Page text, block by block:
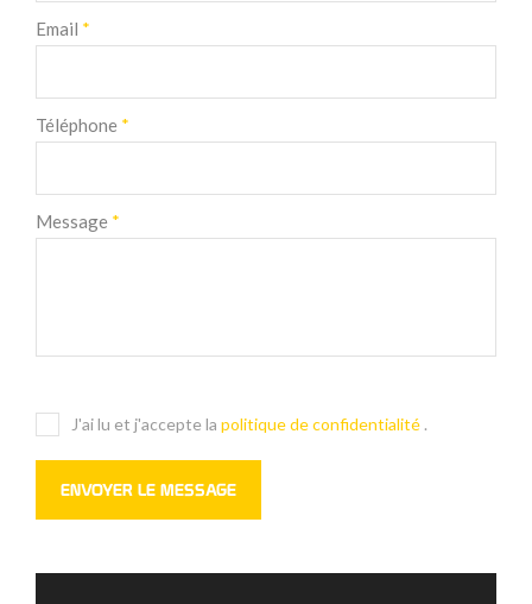
Email *
Téléphone *
Message *
J'ai lu et j'accepte la politique de confidentialité .